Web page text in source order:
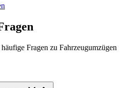
Fragen zu Fahrzeugumzügen